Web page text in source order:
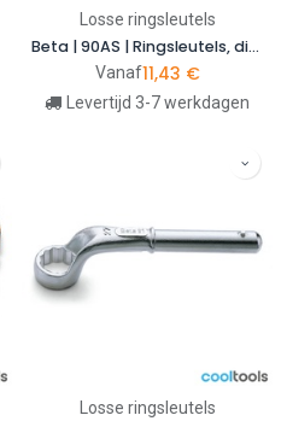
Losse ringsleutels
Beta | 90AS | Ringsleutels, diep gebogen, inch-maten
Vanaf11,43 €
Levertijd 3-7 werkdagen
Losse ringsleutels